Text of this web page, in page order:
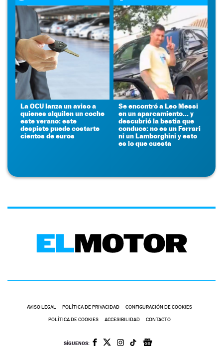
La OCU lanza un aviso a
quienes alquilen un coche
este verano: este
despiste puede costarte
cientos de euros
Se encontró a Leo Messi
en un aparcamiento... y
descubrió la bestia que
conduce: no es un Ferrari
ni un Lamborghini y esto
es lo que cuesta
AVISO LEGAL POLÍTICA DE PRIVACIDAD CONFIGURACIÓN DE COOKIES
POLÍTICA DE COOKIES ACCESIBILIDAD CONTACTO
SÍGUENOS: